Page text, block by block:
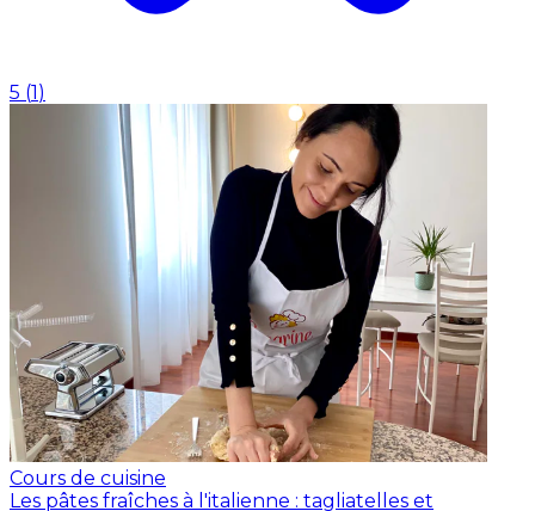
5 (1 )
Cours de cuisine
Les pâtes fraîches à l'italienne : tagliatelles et